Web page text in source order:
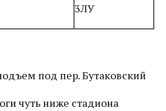
3ЛУ
под пер. Бутаковский
чуть ниже стадиона